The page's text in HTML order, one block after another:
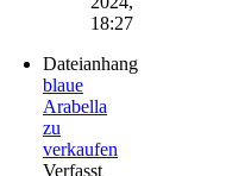
18:27
Dateianhang
blaue
Arabella
zu
verkaufen
Verfasst